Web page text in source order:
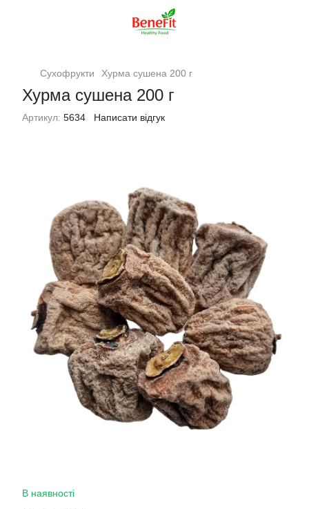
Сухофрукти Хурма сушена 200 г
Хурма сушена 200 г
Артикул: 5634 Написати відгук
В наявності